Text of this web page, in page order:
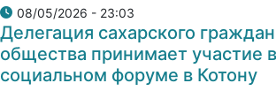
08/05/2026 - 23:03
Делегация сахарского
общества принимает участие
социальном форуме в Котону